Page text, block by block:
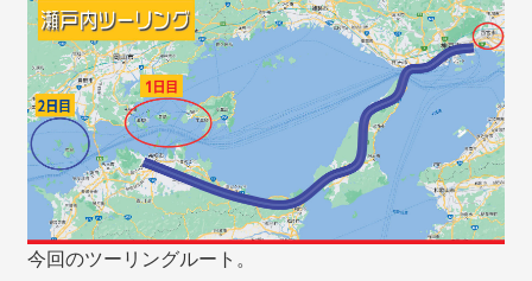
今回のツーリングルート。